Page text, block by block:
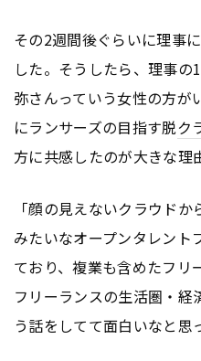
その2週間後ぐらいに理事
した。そうしたら、理事
弥さんっていう女性の方が
にランサーズの目指す脱ク
方に共感したのが大きな理
「顔の見えないクラウドか
みたいなオープンタレント
ており、複業も含めたフリ
フリーランスの生活圏・経
う話をしてて面白いなと思